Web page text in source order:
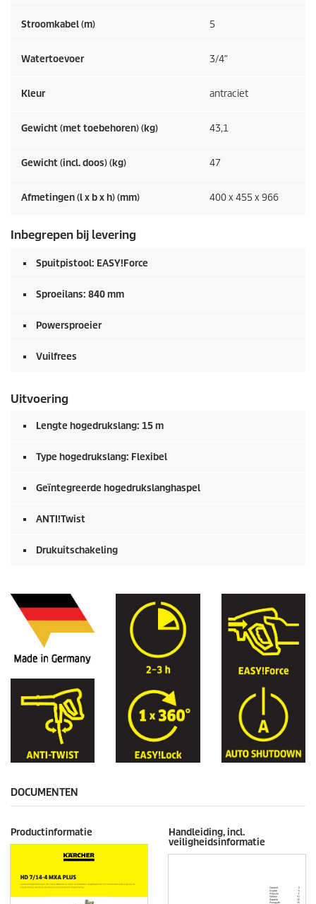
Stroomkabel (m) 5
Watertoevoer 3/4″
Kleur antraciet
Gewicht (met toebehoren) (kg) 43,1
Gewicht (incl. doos) (kg) 47
Afmetingen (l x b x h) (mm) 400 x 455 x 966
Inbegrepen bij levering
Spuitpistool: EASY!Force
Sproeilans: 840 mm
Powersproeier
Vuilfrees
Uitvoering
Lengte hogedrukslang: 15 m
Type hogedrukslang: Flexibel
Geïntegreerde hogedrukslanghaspel
ANTI!Twist
Drukuitschakeling
DOCUMENTEN
Productinformatie
Handleiding, incl.
veiligheidsinformatie